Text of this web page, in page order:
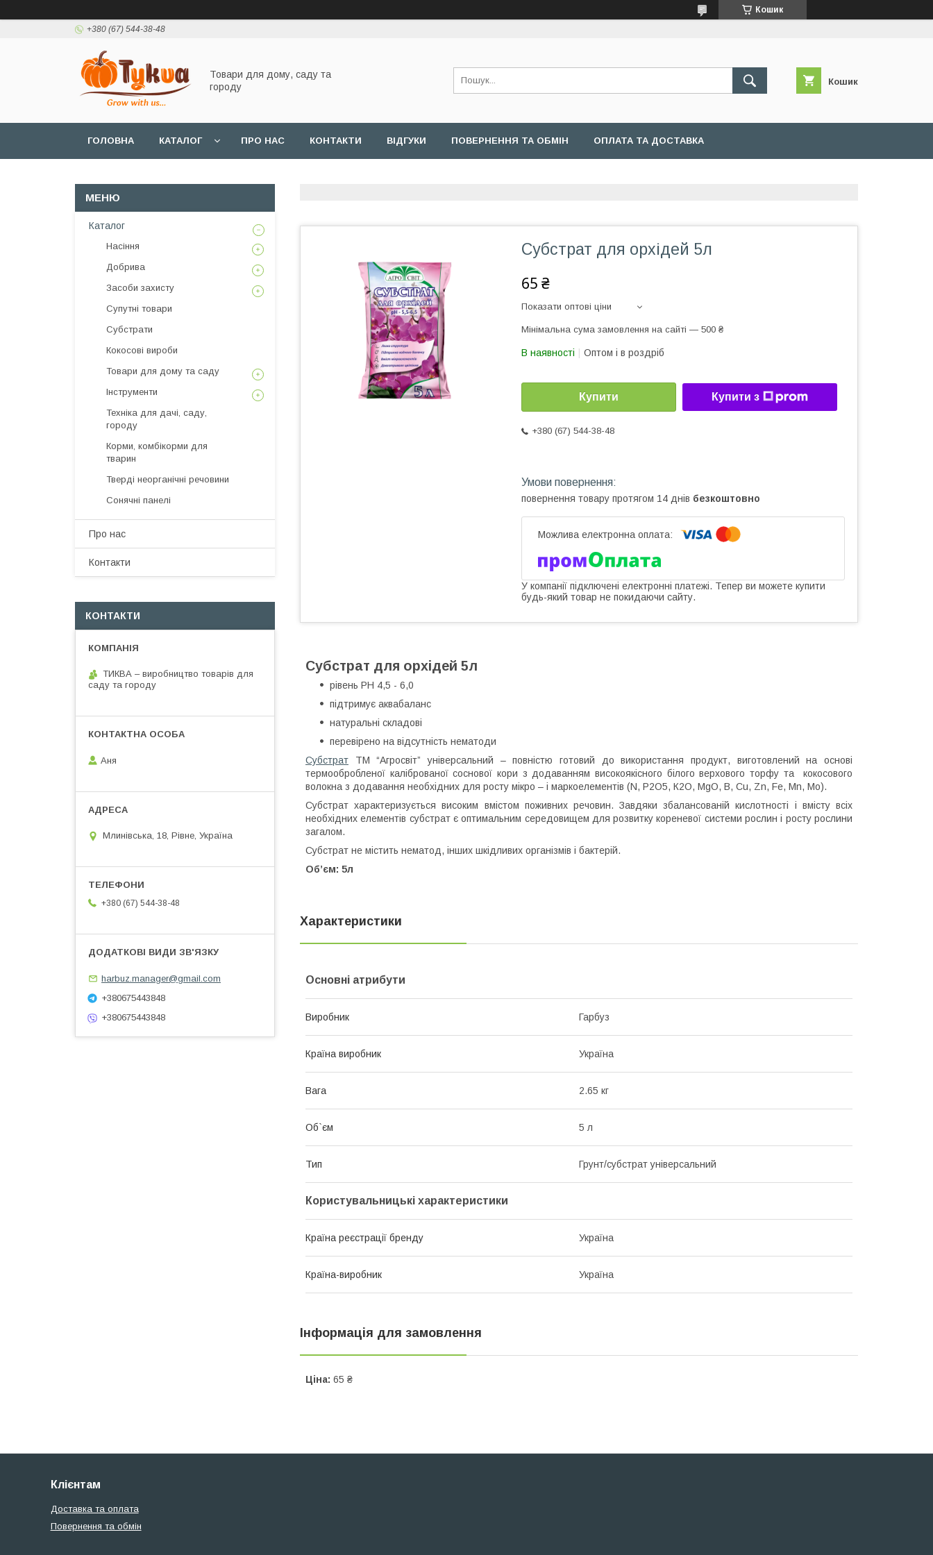
Кошик
+380 (67) 544-38-48
Товари для дому, саду та
городу
Кошик
ГОЛОВНА КАТАЛОГ ПРО НАС КОНТАКТИ ВІДГУКИ ПОВЕРНЕННЯ ТА ОБМІН ОПЛАТА ТА ДОСТАВКА
Субстрат для орхідей 5л
65 ₴
Показати оптові ціни
Мінімальна сума замовлення на сайті — 500 ₴
В наявності Оптом і в роздріб
Купити Купити з
+380 (67) 544-38-48
повернення товару протягом 14 днів безкоштовно
У компанії підключені електронні платежі. Тепер ви можете купити
будь-який товар не покидаючи сайту.
Субстрат для орхідей 5л
рівень PH 4,5 - 6,0
підтримує аквабаланс
натуральні складові
перевірено на відсутність нематоди
Субстрат ТМ “Агросвіт” універсальний – повністю готовий до використання продукт, виготовлений на основі
термообробленої каліброваної соснової кори з додаванням високоякісного білого верхового торфу та кокосового
волокна з додавання необхідних для росту мікро – і маркоелементів (N, P2О5, К2O, MgO, B, Cu, Zn, Fe, Mn, Mo).
Субстрат характеризується високим вмістом поживних речовин. Завдяки збалансованій кислотності і вмісту всіх
необхідних елементів субстрат є оптимальним середовищем для розвитку кореневої системи рослин і росту рослини
загалом.
Субстрат не містить нематод, інших шкідливих організмів і бактерій.
Об’єм: 5л
Характеристики
Основні атрибути
Виробник Гарбуз
Країна виробник Україна
Вага 2.65 кг
Об`єм 5 л
Тип Грунт/субстрат універсальний
Користувальницькі характеристики
Країна реєстрації бренду Україна
Країна-виробник Україна
Інформація для замовлення
Ціна: 65 ₴
Каталог
Насіння
Добрива
Засоби захисту
Супутні товари
Субстрати
Кокосові вироби
Товари для дому та саду
Інструменти
Техніка для дачі, саду,
городу
Корми, комбікорми для
тварин
Тверді неорганічні речовини
Сонячні панелі
Про нас
Контакти
КОНТАКТИ
ТИКВА – виробництво товарів для
саду та городу
Аня
Млинівська, 18, Рівне, Україна
+380 (67) 544-38-48
harbuz.manager@gmail.com
+380675443848
+380675443848
Клієнтам
Доставка та оплата
Повернення та обмін